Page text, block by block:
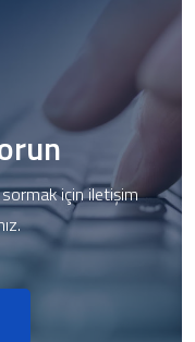
için iletişim